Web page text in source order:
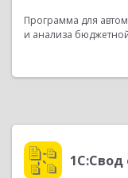
Программа для
и анализа
1С:Свод